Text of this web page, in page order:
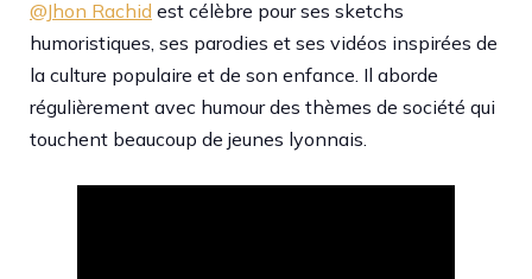
@Jhon Rachid est célèbre pour ses sketchs
humoristiques, ses parodies et ses vidéos inspirées de
la culture populaire et de son enfance. Il aborde
régulièrement avec humour des thèmes de société qui
touchent beaucoup de jeunes lyonnais.​